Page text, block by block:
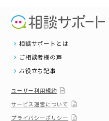
相談サポートとは
ご相談者様の声
お役立ち記事
ユーザー利用規約
サービス運営について
プライバシーポリシー